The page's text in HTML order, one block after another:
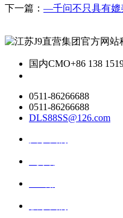
下一篇： —千问不只具有媲
国内CMO+86 138
0511-86266688
0511-86266688
DLS88SS@126.com